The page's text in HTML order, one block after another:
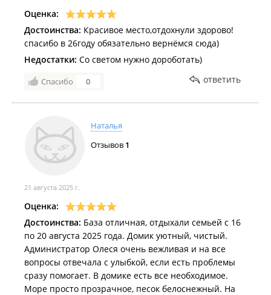
Оценка:
Достоинства: Красивое место,отдохнули здорово!
спасибо в 26году обязательно вернёмся сюда)
Недостатки: Со светом нужно дороботать)
Спасибо 0 ответить
Наталья
Отзывов 1
21 августа 2025 г.
Оценка:
Достоинства: База отличная, отдыхали семьей с 16
по 20 августа 2025 года. Домик уютный, чистый.
Администратор Олеся очень вежливая и на все
вопросы отвечала с улыбкой, если есть проблемы
сразу помогает. В домике есть все необходимое.
Море просто прозрачное, песок белоснежный. На